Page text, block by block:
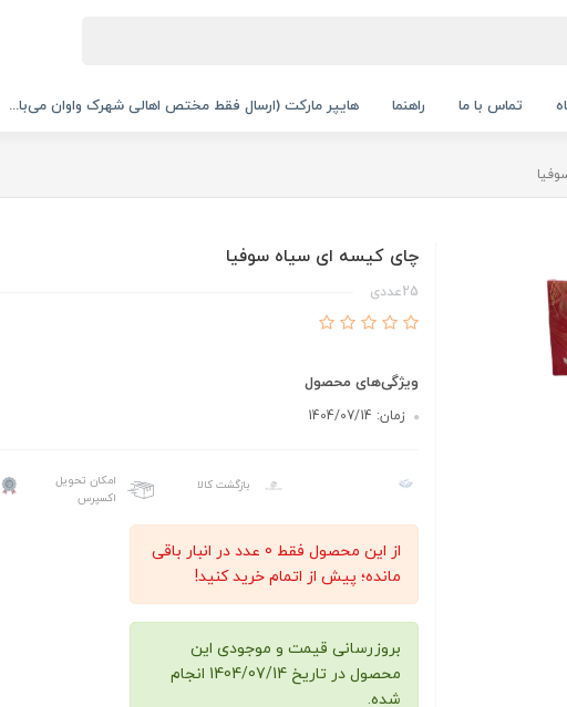
تماس با ما راهنما هایپر مارکت (ارسال فقط مختص اهالی شهرک واوان می‌با...
چای کیسه ای سیاه سوفیا
25عددی
ویژگی‌های محصول
زمان: 1404/07/14
بازگشت کالا
امکان تحویل
اکسپرس
از این محصول فقط 0 عدد در انبار باقی
مانده؛ پیش از اتمام خرید کنید!
بروزرسانی قیمت و موجودی این
محصول در تاریخ 1404/07/14 انجام
شده.